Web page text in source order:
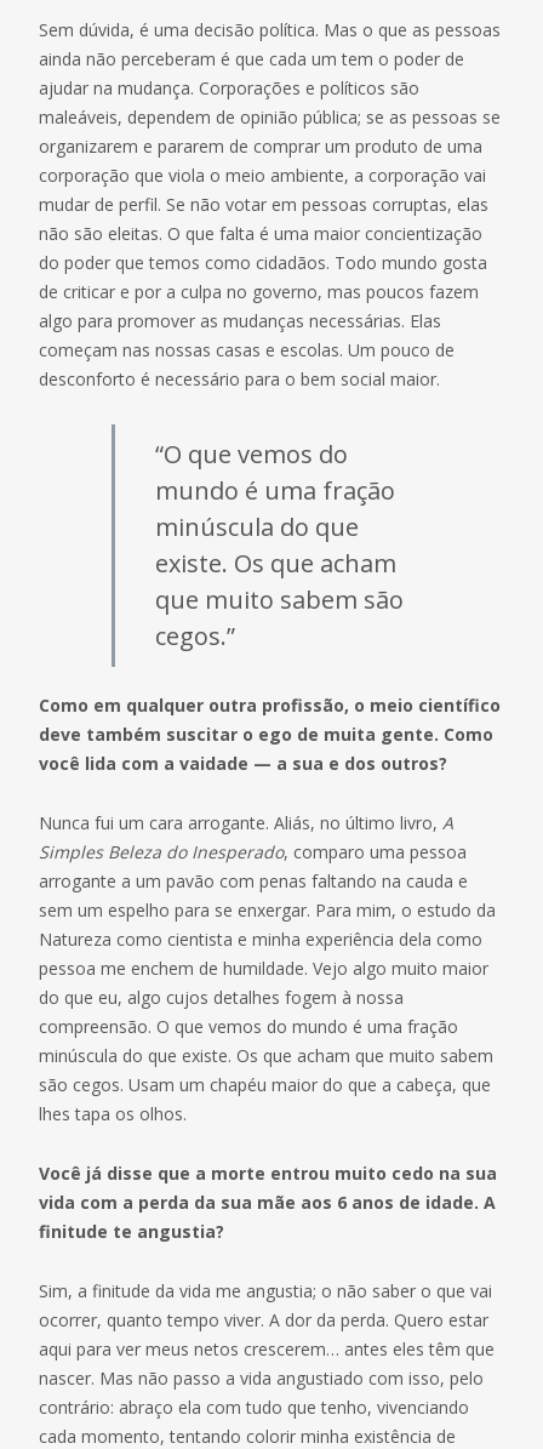
Sem dúvida, é uma decisão política. Mas o que as pessoas
ainda não perceberam é que cada um tem o poder de
ajudar na mudança. Corporações e políticos são
maleáveis, dependem de opinião pública; se as pessoas se
organizarem e pararem de comprar um produto de uma
corporação que viola o meio ambiente, a corporação vai
mudar de perfil. Se não votar em pessoas corruptas, elas
não são eleitas. O que falta é uma maior concientização
do poder que temos como cidadãos. Todo mundo gosta
de criticar e por a culpa no governo, mas poucos fazem
algo para promover as mudanças necessárias. Elas
começam nas nossas casas e escolas. Um pouco de
desconforto é necessário para o bem social maior.
“O que vemos do
mundo é uma fração
minúscula do que
existe. Os que acham
que muito sabem são
cegos.”
Como em qualquer outra profissão, o meio científico
deve também suscitar o ego de muita gente. Como
você lida com a vaidade — a sua e dos outros?
Nunca fui um cara arrogante. Aliás, no último livro, A
Simples Beleza do Inesperado, comparo uma pessoa
arrogante a um pavão com penas faltando na cauda e
sem um espelho para se enxergar. Para mim, o estudo da
Natureza como cientista e minha experiência dela como
pessoa me enchem de humildade. Vejo algo muito maior
do que eu, algo cujos detalhes fogem à nossa
compreensão. O que vemos do mundo é uma fração
minúscula do que existe. Os que acham que muito sabem
são cegos. Usam um chapéu maior do que a cabeça, que
lhes tapa os olhos.
Você já disse que a morte entrou muito cedo na sua
vida com a perda da sua mãe aos 6 anos de idade. A
finitude te angustia?
Sim, a finitude da vida me angustia; o não saber o que vai
ocorrer, quanto tempo viver. A dor da perda. Quero estar
aqui para ver meus netos crescerem… antes eles têm que
nascer. Mas não passo a vida angustiado com isso, pelo
contrário: abraço ela com tudo que tenho, vivenciando
cada momento, tentando colorir minha existência de